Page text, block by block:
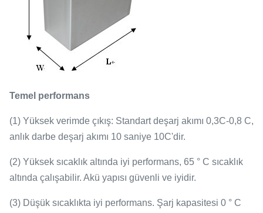
Temel performans
(1) Yüksek verimde çıkış: Standart deşarj akımı 0,3C-0,8 C,
anlık darbe deşarj akımı 10 saniye 10C'dir.
(2) Yüksek sıcaklık altında iyi performans, 65 ° C sıcaklık
altında çalışabilir. Akü yapısı güvenli ve iyidir.
(3) Düşük sıcaklıkta iyi performans. Şarj kapasitesi 0 ° C